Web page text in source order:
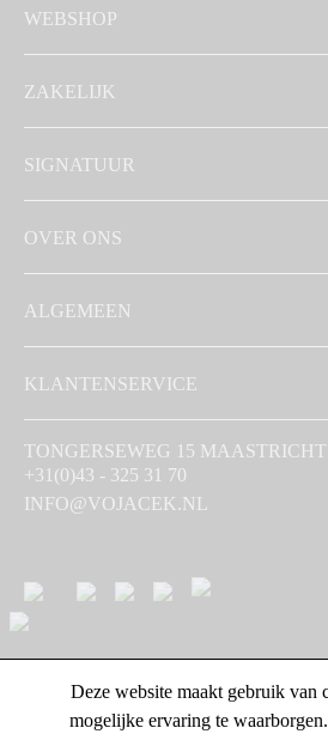
WEBSHOP
ZAKELIJK
SIGNATUUR
OVER ONS
ALGEMEEN
KLANTENSERVICE
TONGERSEWEG 15 MAASTRICHT
+31(0)43 - 325 31 70
INFO@VOJACEK.NL
Deze website maakt gebruik van
mogelijke ervaring te waarborgen.